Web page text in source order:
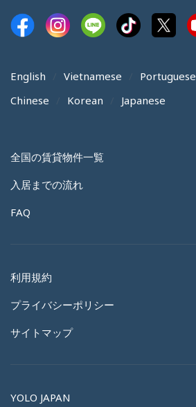
English Vietnamese
Portuguese
Chinese
Korean Japanese
全国の賃貸物件一覧
入居までの流れ
FAQ
利用規約
プライバシーポリシー
サイトマップ
YOLO JAPAN